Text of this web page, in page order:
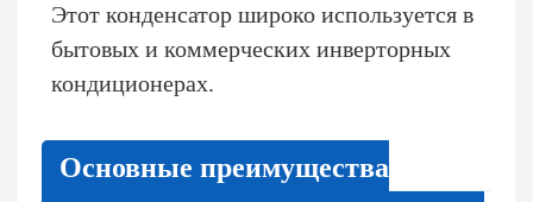
Этот конденсатор широко используется в
бытовых и коммерческих инверторных
кондиционерах.
Основные преимущества